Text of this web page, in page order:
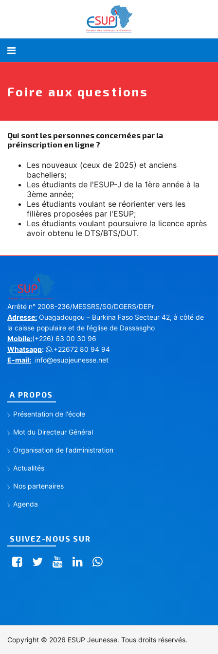
Foire aux questions
Qui sont les personnes concernées par la
préinscription en ligne ?
Les nouveaux (ceux de 2025) et anciens
bacheliers;
Les étudiants de l'ESUP-J de la 1ère année à la
3ème année;
Les étudiants voulant se réorienter vers les
filières proposées par l'ESUP;
Les étudiants voulant poursuivre la licence après
avoir obtenu le DTS/BTS/DUT.
Arrêté n° 2008-236/MESSRS/SG/DGERS/DEPr
Adresse: Ouagadougou – Burkina Faso Secteur 42, à côté de
la caisse populaire et de l’église de Dassasgho
Mobile:(+226) 63 00 30 96
Whatsapp:
+22672 80 94 94
E-mail: info@esupjeunesse.net
A PROPOS
Présentation de l'école
Mot du Directeur Général
Organisation de l'administration
Actualités
Nos partenaires
Agenda
SUIVEZ-NOUS SUR
Copyright © 2026 ESUP Jeunesse. Tous droits réservés.